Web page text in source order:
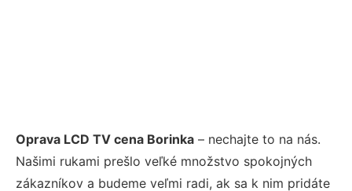
Oprava LCD TV cena Borinka – nechajte to na nás.
Našimi rukami prešlo veľké množstvo spokojných
zákazníkov a budeme veľmi radi, ak sa k nim pridáte